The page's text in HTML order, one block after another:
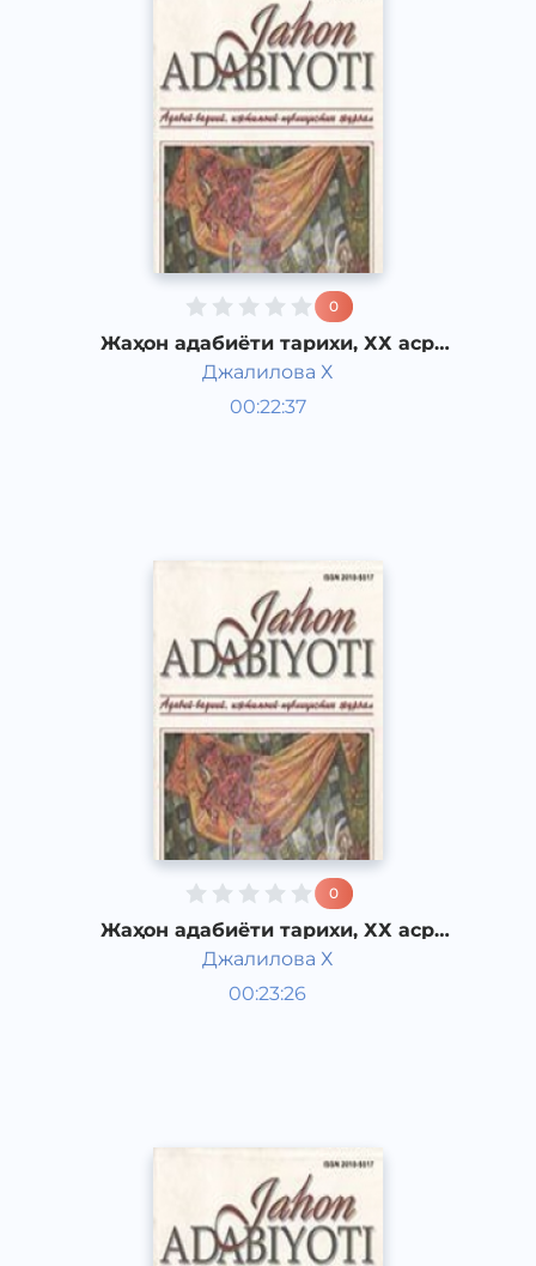
0
Жаҳон адабиёти тарихи, ХХ аср
биринчи ярми Ғарбий Европада янги
эстетиканинг шаклланиши.
Модернизм.
Джалилова Х
00:22:37
Жаҳон адабиёти
0
Жаҳон адабиёти тарихи, ХХ аср
биринчи ярми Ғарбий Европада
“йўқотилган авлод” адабиёти.
ижтимоий-
Джалилова Х
00:23:26
Жаҳон адабиёти